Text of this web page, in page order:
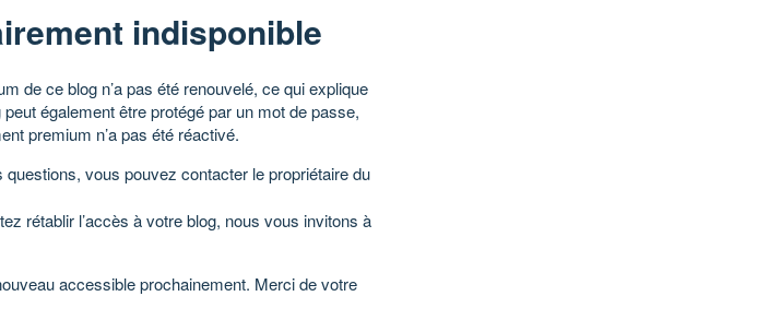
indisponible
de ce blog n’a pas été renouvelé, ce qui explique
également être protégé par un mot de passe,
premium n’a pas été réactivé.
questions, vous pouvez contacter le propriétaire du
rétablir l’accès à votre blog, nous vous invitons à
accessible prochainement. Merci de votre